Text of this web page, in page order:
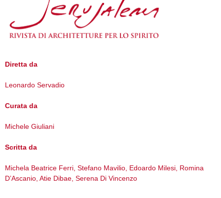
Diretta da
Leonardo Servadio
Curata da
Michele Giuliani
Scritta da
Michela Beatrice Ferri, Stefano Mavilio, Edoardo Milesi, Romina
D’Ascanio, Atie Dibae, Serena Di Vincenzo